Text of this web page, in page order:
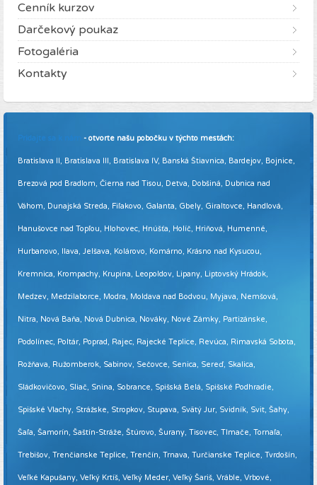
Cenník kurzov
Darčekový poukaz
Fotogaléria
Kontakty
Pridajte sa k nám - otvorte našu pobočku v týchto mestách:
Bratislava II, Bratislava III, Bratislava IV, Banská Štiavnica, Bardejov, Bojnice,
Brezová pod Bradlom, Čierna nad Tisou, Detva, Dobšiná, Dubnica nad
Váhom, Dunajská Streda, Fiľakovo, Galanta, Gbely, Giraltovce, Handlová,
Hanušovce nad Topľou, Hlohovec, Hnúšťa, Holíč, Hriňová, Humenné,
Hurbanovo, Ilava, Jelšava, Kolárovo, Komárno, Krásno nad Kysucou,
Kremnica, Krompachy, Krupina, Leopoldov, Lipany, Liptovský Hrádok,
Medzev, Medzilaborce, Modra, Moldava nad Bodvou, Myjava, Nemšová,
Nitra, Nová Baňa, Nová Dubnica, Nováky, Nové Zámky, Partizánske,
Podolínec, Poltár, Poprad, Rajec, Rajecké Teplice, Revúca, Rimavská Sobota,
Rožňava, Ružomberok, Sabinov, Sečovce, Senica, Sereď, Skalica,
Sládkovičovo, Sliač, Snina, Sobrance, Spišská Belá, Spišské Podhradie,
Spišské Vlachy, Strážske, Stropkov, Stupava, Svätý Jur, Svidník, Svit, Šahy,
Šaľa, Šamorín, Šaštín-Stráže, Štúrovo, Šurany, Tisovec, Tlmače, Tornaľa,
Trebišov, Trenčianske Teplice, Trenčín, Trnava, Turčianske Teplice, Tvrdošín,
Veľké Kapušany, Veľký Krtíš, Veľký Meder, Veľký Šariš, Vráble, Vrbové,